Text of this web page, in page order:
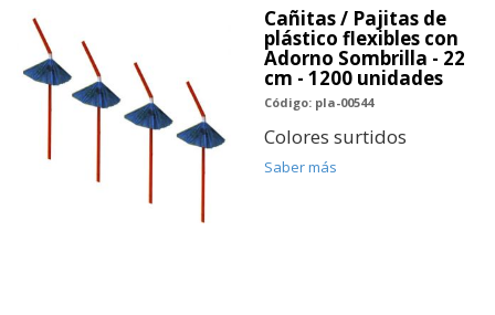
Cañitas / Pajitas de
plástico flexibles con
Adorno Sombrilla - 22
cm - 1200 unidades
Código: pla-00544
Colores surtidos
Saber más